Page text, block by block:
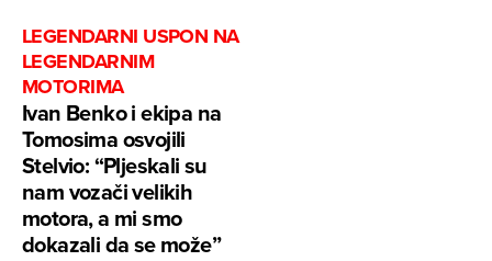
LEGENDARNI USPON NA
LEGENDARNIM
MOTORIMA
Ivan Benko i ekipa na
Tomosima osvojili
Stelvio: “Pljeskali su
nam vozači velikih
motora, a mi smo
dokazali da se može”